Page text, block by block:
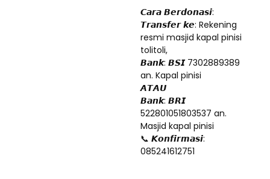
𝘾𝙖𝙧𝙖 𝘽𝙚𝙧𝙙𝙤𝙣𝙖𝙨𝙞:
𝙏𝙧𝙖𝙣𝙨𝙛𝙚𝙧 𝙠𝙚: Rekening
resmi masjid kapal pinisi
tolitoli,
𝘽𝙖𝙣𝙠: 𝘽𝙎𝙄 7302889389
an. Kapal pinisi
𝘼𝙏𝘼𝙐
𝘽𝙖𝙣𝙠: 𝘽𝙍𝙄
522801051803537 an.
Masjid kapal pinisi
📞 𝙆𝙤𝙣𝙛𝙞𝙧𝙢𝙖𝙨𝙞:
085241612751